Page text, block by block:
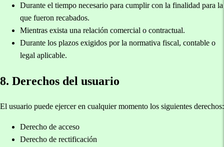
Durante el tiempo necesario para cumplir con la finalidad para la
que fueron recabados.
Mientras exista una relación comercial o contractual.
Durante los plazos exigidos por la normativa fiscal, contable o
legal aplicable.
8. Derechos del usuario
El usuario puede ejercer en cualquier momento los siguientes derechos:
Derecho de acceso
Derecho de rectificación